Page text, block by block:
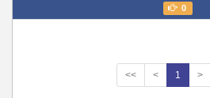
0
<< < 1 >